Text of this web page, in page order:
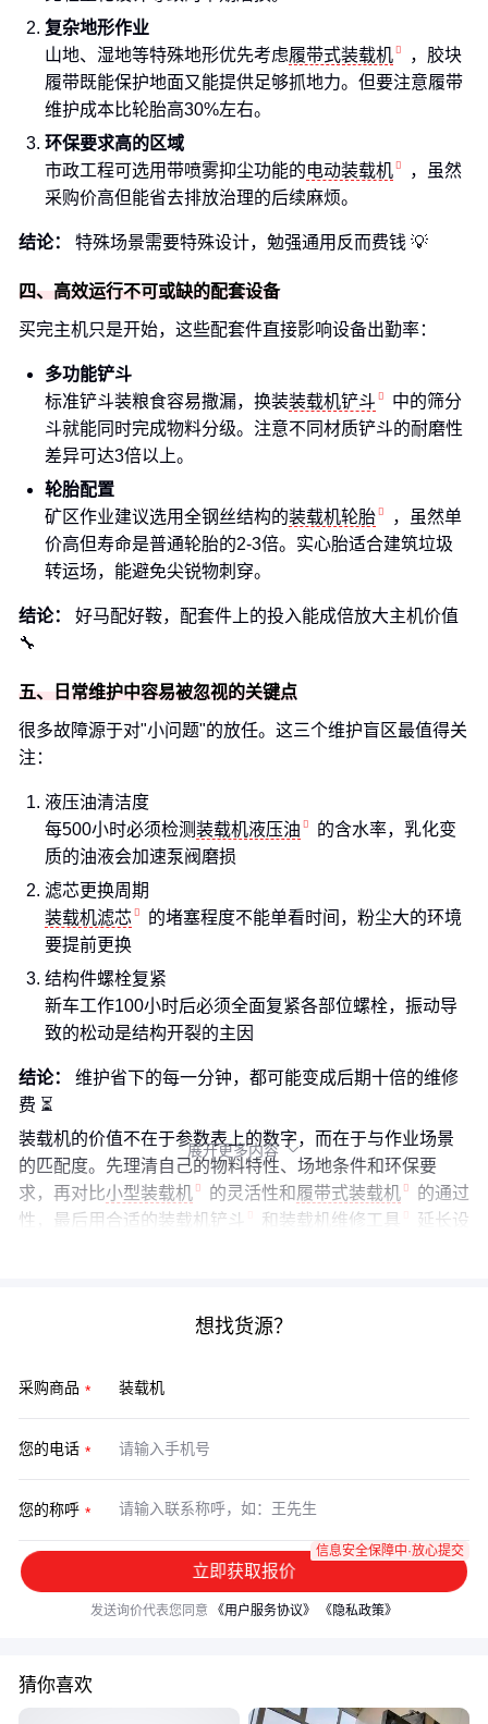
复杂地形作业
山地、湿地等特殊地形优先考虑履带式装载机
，胶块
履带既能保护地面又能提供足够抓地力。但要注意履带
维护成本比轮胎高30%左右。
环保要求高的区域
市政工程可选用带喷雾抑尘功能的电动装载机
，虽然
采购价高但能省去排放治理的后续麻烦。
结论： 特殊场景需要特殊设计，勉强通用反而费钱 💡
四、高效运行不可或缺的配套设备
买完主机只是开始，这些配套件直接影响设备出勤率：
多功能铲斗
标准铲斗装粮食容易撒漏，换装装载机铲斗
中的筛分
斗就能同时完成物料分级。注意不同材质铲斗的耐磨性
差异可达3倍以上。
轮胎配置
矿区作业建议选用全钢丝结构的装载机轮胎
，虽然单
价高但寿命是普通轮胎的2-3倍。实心胎适合建筑垃圾
转运场，能避免尖锐物刺穿。
结论：
好马配好鞍，配套件上的投入能成倍放大主机价值
🔧
五、日常维护中容易被忽视的关键点
很多故障源于对"小问题"的放任。这三个维护盲区最值得关
注：
液压油清洁度
每500小时必须检测装载机液压油
的含水率，乳化变
质的油液会加速泵阀磨损
滤芯更换周期
装载机滤芯
的堵塞程度不能单看时间，粉尘大的环境
要提前更换
结构件螺栓复紧
新车工作100小时后必须全面复紧各部位螺栓，振动导
致的松动是结构开裂的主因
结论：
维护省下的每一分钟，都可能变成后期十倍的维修
费 ⏳
装载机的价值不在于参数表上的数字，而在于与作业场景
的匹配度。先理清自己的物料特性、场地条件和环保要
求，再对比小型装载机 的灵活性和履带式装载机
的通过
性，最后用合适的装载机铲斗 和 装载机维修工具
延长设
展开更多内容 
想找货源？
采购商品
您的电话
您的称呼
立即获取报价
信息安全保障中·放心提交
发送询价代表您同意 《用户服务协议》 《隐私政策》
猜你喜欢